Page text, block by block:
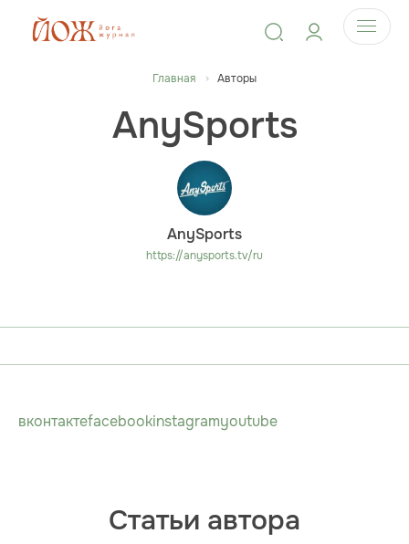
Главная Авторы
AnySports
AnySports
https://anysports.tv/ru
вконтактеfacebookinstagramyoutube
Статьи автора